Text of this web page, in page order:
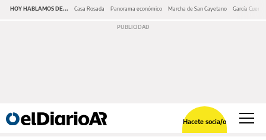
HOY HABLAMOS DE... Casa Rosada Panorama económico Marcha de San Cayetano García Cuerva
Hacete socia/o